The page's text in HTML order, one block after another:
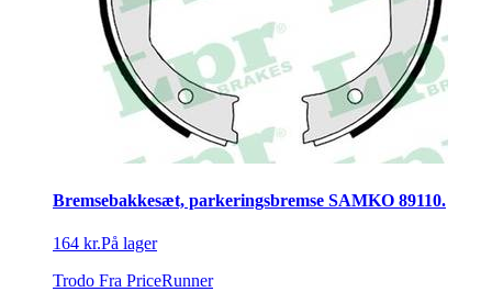
Bremsebakkesæt, parkeringsbremse SAMKO 89110.
164 kr.På lager
Trodo Fra PriceRunner